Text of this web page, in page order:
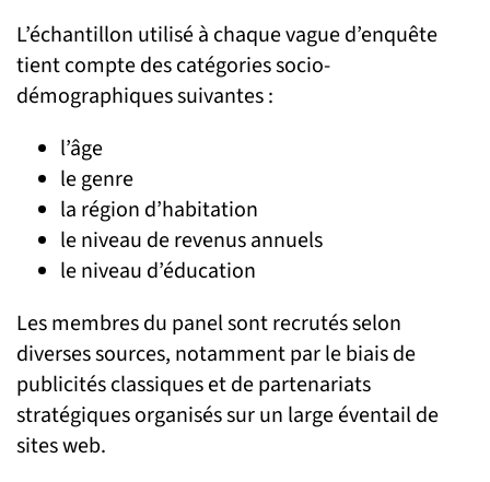
L’échantillon utilisé à chaque vague d’enquête
tient compte des catégories socio-
démographiques suivantes :
l’âge
le genre
la région d’habitation
le niveau de revenus annuels
le niveau d’éducation
Les membres du panel sont recrutés selon
diverses sources, notamment par le biais de
publicités classiques et de partenariats
stratégiques organisés sur un large éventail de
sites web.